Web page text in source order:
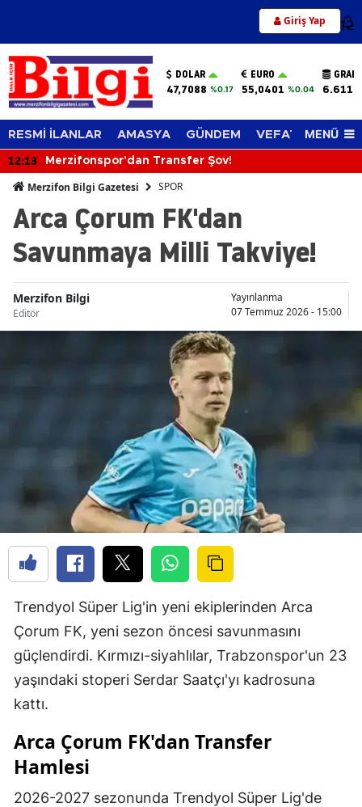
Giriş Yap 12
DOLAR
47,7088 %0.17
EURO
55,0401 %0.04
RESMİ İLANLAR AMASYA GÜNDEM VEFAT EDENLER
MENÜ
12:13 Merzifonspor'dan Transfer Şov!
Merzifon Bilgi Gazetesi SPOR
Arca Çorum FK'dan
Savunmaya Milli Takviye!
Merzifon Bilgi
Editör
Yayınlanma
07 Temmuz 2026 - 15:00
Trendyol Süper Lig'in yeni ekiplerinden Arca
Çorum FK, yeni sezon öncesi savunmasını
güçlendirdi. Kırmızı-siyahlılar, Trabzonspor'un 23
yaşındaki stoperi Serdar Saatçı'yı kadrosuna
kattı.
Arca Çorum FK'dan Transfer
Hamlesi
2026-2027 sezonunda Trendyol Süper Lig'de